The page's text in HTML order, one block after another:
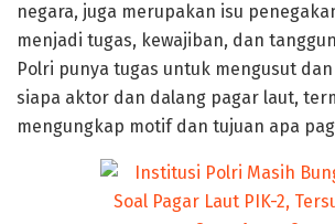
negara, juga merupakan isu
menjadi tugas, kewajiban, dan
Polri punya tugas untuk mengusut
siapa aktor dan dalang pagar laut,
mengungkap motif dan tujuan apa